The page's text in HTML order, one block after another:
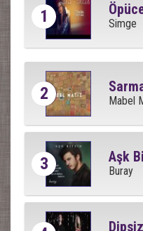
1 Simge
2 Mabel
3 Aşk
Buray